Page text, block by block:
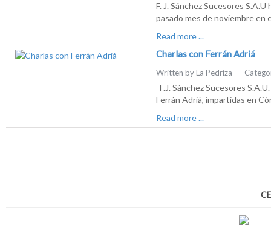
F. J. Sánchez Sucesores
pasado mes de noviembre en
Read more ...
Charlas con Ferrán Adriá
Written by La Pedriza
F.J. Sánchez Sucesores
Ferrán Adriá, impartidas en
Read more ...